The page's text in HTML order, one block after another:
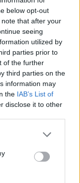
below opt-out
that after your
seeing
utilized by
parties prior to
of the further
third parties on the
information may
the IAB’s List of
disclose it to other
του
with David